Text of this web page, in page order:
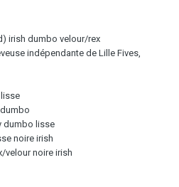
irish dumbo velour/rex
indépendante de Lille Fives,
dumbo lisse
noire irish
velour noire irish